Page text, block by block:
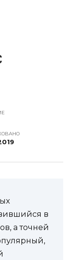
в
а точней